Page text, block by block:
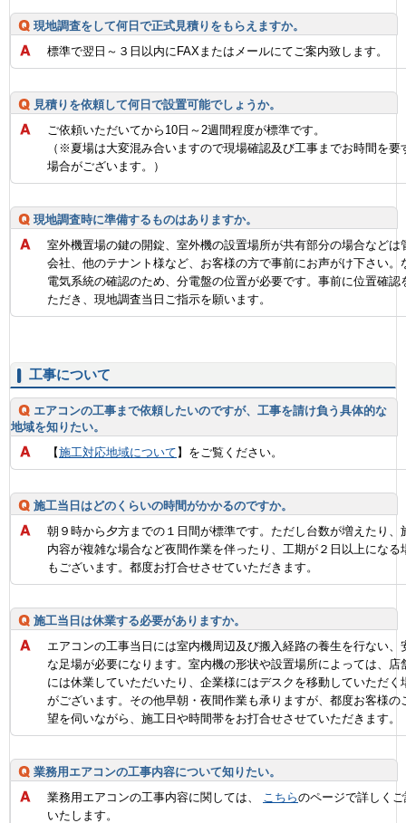
現地調査をして何日で正式見積りをもらえますか。
標準で翌日～３日以内にFAXまたはメールにてご案内致します。
見積りを依頼して何日で設置可能でしょうか。
ご依頼いただいてから10日～2週間程度が標準です。
（※夏場は大変混み合いますので現場確認及び工事までお時間を要
場合がございます。）
現地調査時に準備するものはありますか。
室外機置場の鍵の開錠、室外機の設置場所が共有部分の場合などは
会社、他のテナント様など、お客様の方で事前にお声がけ下さい。
電気系統の確認のため、分電盤の位置が必要です。事前に位置確認
ただき、現地調査当日ご指示を願います。
工事について
エアコンの工事まで依頼したいのですが、工事を請け負う具体的な
地域を知りたい。
【施工対応地域について】をご覧ください。
施工当日はどのくらいの時間がかかるのですか。
朝９時から夕方までの１日間が標準です。ただし台数が増えたり、
内容が複雑な場合など夜間作業を伴ったり、工期が２日以上になる
もございます。都度お打合せさせていただきます。
施工当日は休業する必要がありますか。
エアコンの工事当日には室内機周辺及び搬入経路の養生を行ない、
な足場が必要になります。室内機の形状や設置場所によっては、店
には休業していただいたり、企業様にはデスクを移動していただく
がございます。その他早朝・夜間作業も承りますが、都度お客様の
望を伺いながら、施工日や時間帯をお打合せさせていただきます。
業務用エアコンの工事内容について知りたい。
業務用エアコンの工事内容に関しては、
こちらのページで詳しく
いたします。